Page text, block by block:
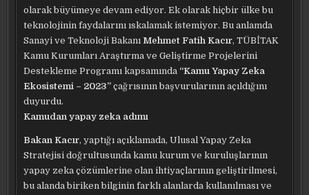
olarak büyümeye devam ediyor. Ek olarak hiçbir ülke bu
teknolojinin faydalarını ıskalamak istemiyor. Bu anlamda
Sanayi ve Teknoloji Bakanı Mehmet Fatih Kacır, TÜBİTAK
Kamu Kurumları Araştırma ve Geliştirme Projelerini
Destekleme Programı kapsamında “Kamu Yapay Zeka
Ekosistemi – 2023” çağrısının başvurularının açıldığını
duyurdu.
Kamudan yapay zeka adımı
Bakan Kacır, yaptığı açıklamada, Ulusal Yapay Zeka
Stratejisi doğrultusunda kamu kurum ve kuruluşlarının
yapay zeka çözümlerine olan ihtiyaçlarının geliştirilmesi,
bu alanda biriken bilginin farklı alanlarda kullanılması ve